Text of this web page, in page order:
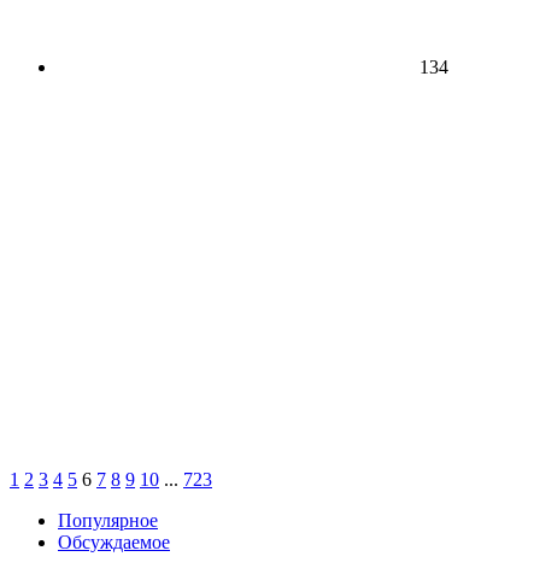
134
1 2 3 4 5 6 7 8 9 10 ... 723
Популярное
Обсуждаемое